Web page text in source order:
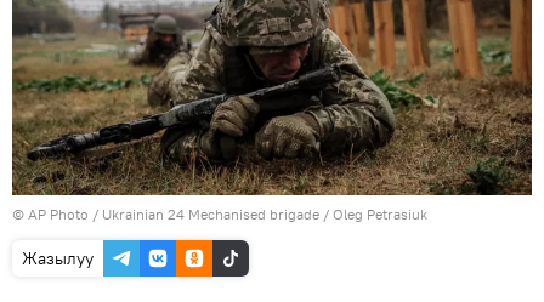
© AP Photo / Ukrainian 24 Mechanised brigade / Oleg Petrasiuk
Жазылуу